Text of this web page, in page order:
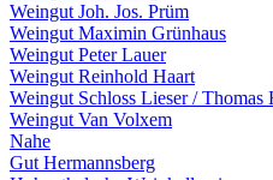
Weingut Joh. Jos. Prüm
Weingut Maximin Grünhaus
Weingut Peter Lauer
Weingut Reinhold Haart
Weingut Schloss Lieser / Thomas
Weingut Van Volxem
Nahe
Gut Hermannsberg